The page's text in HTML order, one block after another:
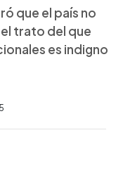
que el país no
trato del que
es indigno